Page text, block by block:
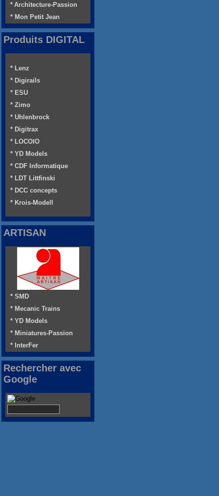
* Architecture-Passion
* Mon Petit Jean
Produits DIGITAL
* Lenz
* Digirails
* ESU
* Zimo
* Uhlenbrock
* Digitrax
* LOCOIO
* YD Models
* CDF Informatique
* LDT Littfinski
* DCC concepts
* Krois-Modell
ARTISAN
* SMD
* Mecanic Trains
* YD Models
* Miniatures-Passion
* InterFer
Rechercher avec
Google